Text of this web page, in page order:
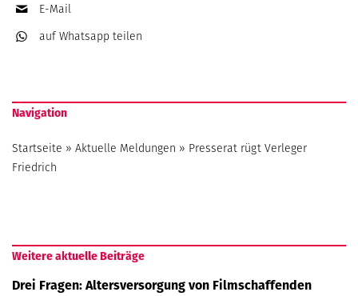
E-Mail
auf Whatsapp teilen
Navigation
Startseite » Aktuelle Meldungen » Presserat rügt Verleger
Friedrich
Weitere aktuelle Beiträge
Drei Fragen: Altersversorgung von Filmschaffenden